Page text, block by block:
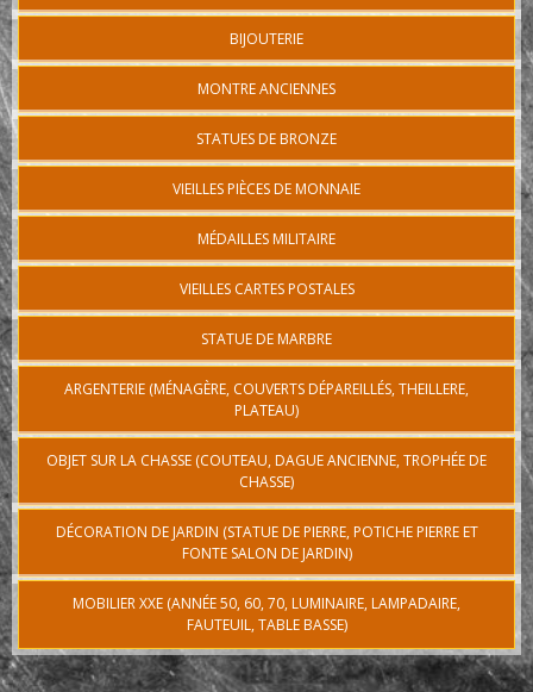
BIJOUTERIE
MONTRE ANCIENNES
STATUES DE BRONZE
VIEILLES PIÈCES DE MONNAIE
MÉDAILLES MILITAIRE
VIEILLES CARTES POSTALES
STATUE DE MARBRE
ARGENTERIE (MÉNAGÈRE, COUVERTS DÉPAREILLÉS, THEILLERE,
PLATEAU)
OBJET SUR LA CHASSE (COUTEAU, DAGUE ANCIENNE, TROPHÉE DE
CHASSE)
DÉCORATION DE JARDIN (STATUE DE PIERRE, POTICHE PIERRE ET
FONTE SALON DE JARDIN)
MOBILIER XXE (ANNÉE 50, 60, 70, LUMINAIRE, LAMPADAIRE,
FAUTEUIL, TABLE BASSE)